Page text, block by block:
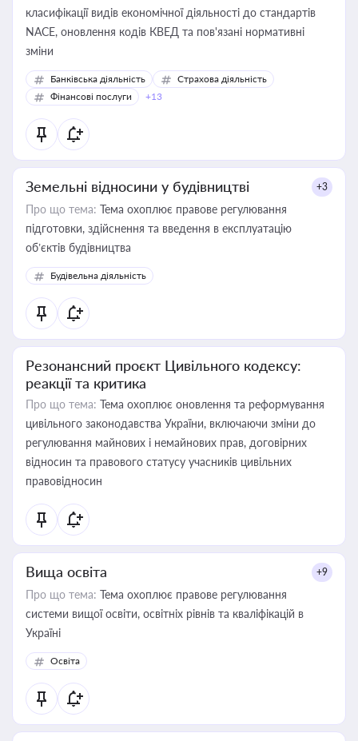
класифікації видів економічної діяльності до стандартів
NACE, оновлення кодів КВЕД та пов'язані нормативні
зміни
Банківська діяльність
Страхова діяльність
Фінансові послуги
+13
Земельні відносини у будівництві +3
Про що тема: Тема охоплює правове регулювання
підготовки, здійснення та введення в експлуатацію
об’єктів будівництва
Будівельна діяльність
Резонансний проєкт Цивільного кодексу:
реакції та критика
Про що тема: Тема охоплює оновлення та реформування
цивільного законодавства України, включаючи зміни до
регулювання майнових і немайнових прав, договірних
відносин та правового статусу учасників цивільних
правовідносин
Вища освіта +9
Про що тема: Тема охоплює правове регулювання
системи вищої освіти, освітніх рівнів та кваліфікацій в
Україні
Освіта